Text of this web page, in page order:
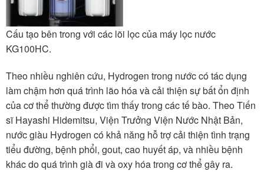
Cấu tạo bên trong với các lõi lọc của máy lọc nước
KG100HC.
Theo nhiều nghiên cứu, Hydrogen trong nước có tác dụng
làm chậm hơn quá trình lão hóa và cải thiện sự bất ổn định
của cơ thể thường được tìm thấy trong các tế bào. Theo Tiến
sĩ Hayashi Hidemitsu, Viện Trưởng Viện Nước Nhật Bản,
nước giàu Hydrogen có khả năng hỗ trợ cải thiện tình trạng
tiểu đường, bệnh phổi, gout, cao huyết áp, và nhiều bệnh
khác do quá trình già đi và oxy hóa trong cơ thể gây ra.